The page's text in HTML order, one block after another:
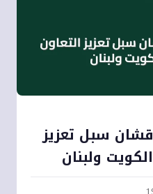
سبل تعزيز
ولبنان